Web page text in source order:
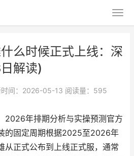
么时候正式上线：深
解读)
时间：2026-05-13 阅读量：595
2026年排期分析与实操预测官方
的固定周期根据2025至2026年
从正式公布到上线正式服，通常